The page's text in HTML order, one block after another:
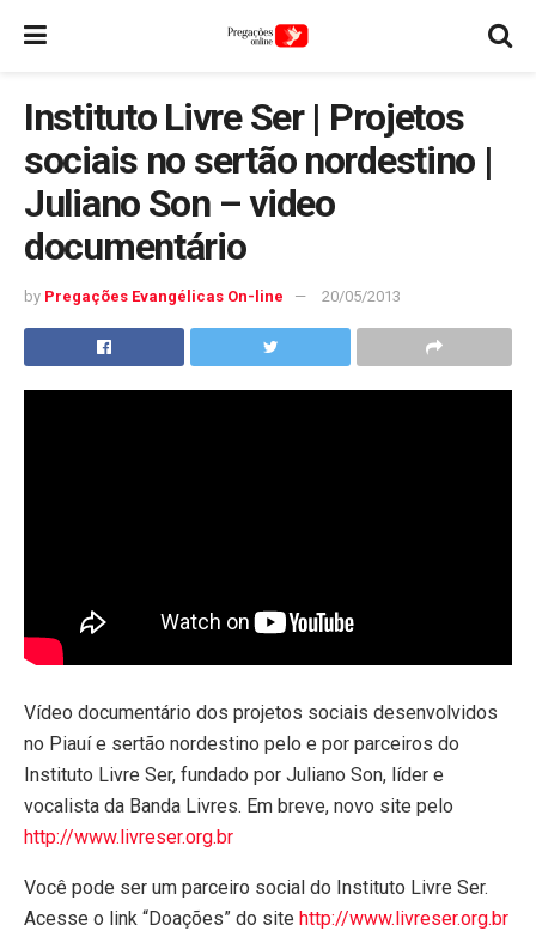
Instituto Livre Ser | Projetos
sociais no sertão nordestino |
Juliano Son – video
documentário
by Pregações Evangélicas On-line 20/05/2013
Vídeo documentário dos projetos sociais desenvolvidos
no Piauí e sertão nordestino pelo e por parceiros do
Instituto Livre Ser, fundado por Juliano Son, líder e
vocalista da Banda Livres. Em breve, novo site pelo
http://www.livreser.org.br
Você pode ser um parceiro social do Instituto Livre Ser.
Acesse o link “Doações” do site http://www.livreser.org.br